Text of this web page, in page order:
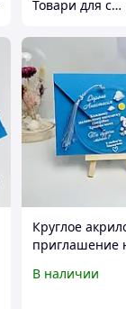
Товари для свята, декору та пакування - інтернет магазин Аладдін
Круглое
приглашение
с именами и
В наличии